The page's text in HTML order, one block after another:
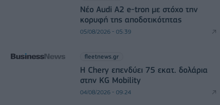
Νέο Audi A2 e-tron με στόχο την
κορυφή της αποδοτικότητας
05/08/2026 - 05:39
fleetnews.gr
Η Chery επενδύει 75 εκατ. δολάρια
στην KG Mobility
04/08/2026 - 09:24